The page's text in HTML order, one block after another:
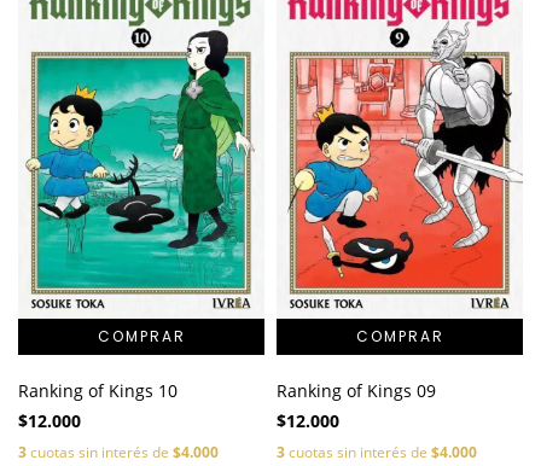
Ranking of Kings 10
$12.000
3cuotas sin interés de $4.000
Ranking of Kings 09
$12.000
3cuotas sin interés de $4.000